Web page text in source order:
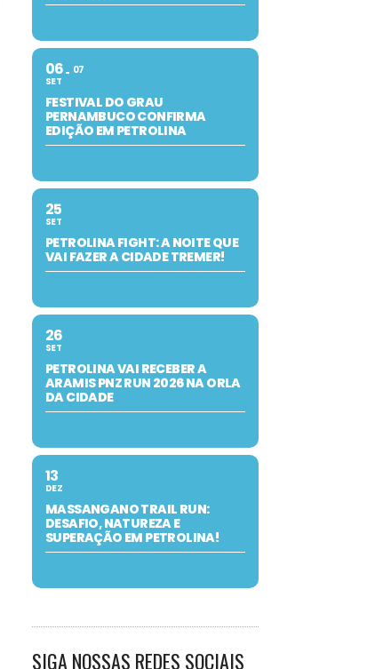
06
SET
07
FESTIVAL DO GRAU
PERNAMBUCO CONFIRMA
EDIÇÃO EM PETROLINA
25
SET
PETROLINA FIGHT: A NOITE QUE
VAI FAZER A CIDADE TREMER!
26
SET
PETROLINA VAI RECEBER A
ARAMIS PNZ RUN 2026 NA ORLA
DA CIDADE
13
DEZ
MASSANGANO TRAIL RUN:
DESAFIO, NATUREZA E
SUPERAÇÃO EM PETROLINA!
SIGA NOSSAS REDES SOCIAIS